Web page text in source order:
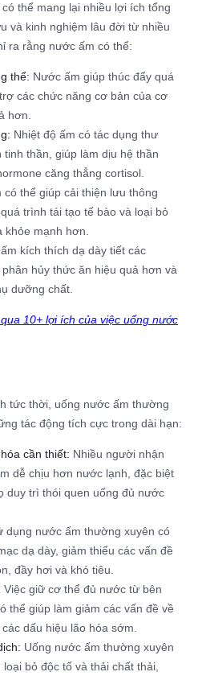
thể mang lại nhiều lợi ích tổng
và kinh nghiệm lâu đời từ nhiều
ra rằng nước ấm có thể:
thể: Nước ấm giúp thúc đẩy quá
các chức năng cơ bản của cơ
hơn.
Nhiệt độ ấm có tác dụng thư
thần, giúp làm dịu hệ thần
căng thẳng cortisol.
có thể giúp cải thiện lưu thông
trình tái tạo tế bào và loại bỏ
khỏe mạnh hơn.
kích thích dạ dày tiết các
hủy thức ăn hiệu quả hơn và
dưỡng chất.
10+ lợi ích của việc uống nước
tức thời, uống nước ấm thường
tác động tích cực trong dài hạn:
cần thiết: Nhiều người nhận
dễ chịu hơn nước lạnh, đặc biệt
duy trì thói quen uống đủ nước
dụng nước ấm thường xuyên có
dạ dày, giảm thiểu các vấn đề
đầy hơi và khó tiêu.
Việc giữ cơ thể đủ nước từ bên
thể giúp làm giảm các vấn đề về
dấu hiệu lão hóa sớm.
Uống nước ấm thường xuyên
bỏ độc tố và thải chất thải,